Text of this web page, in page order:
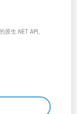
生.NET API。